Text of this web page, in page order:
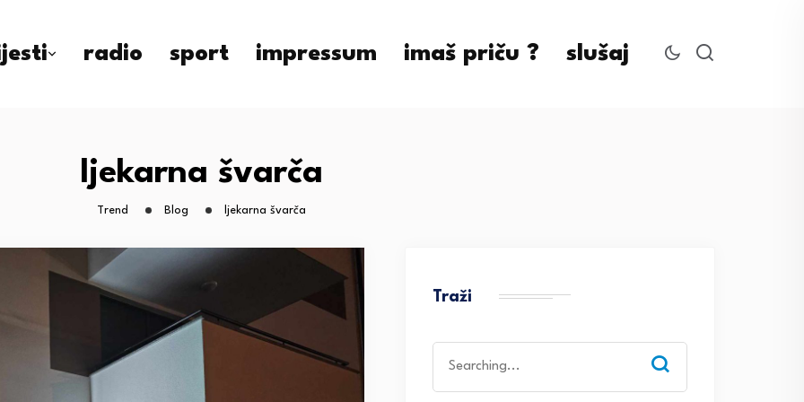
radio sport impressum imaš priču ? slušaj
ljekarna švarča
Trend Blog ljekarna švarča
Traži
for: